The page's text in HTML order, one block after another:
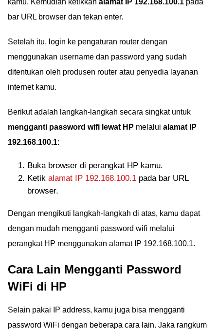
kamu. Kemudian ketikkan alamat IP 192.168.100.1 pada
bar URL browser dan tekan enter.
Setelah itu, login ke pengaturan router dengan
menggunakan username dan password yang sudah
ditentukan oleh produsen router atau penyedia layanan
internet kamu.
Berikut adalah langkah-langkah secara singkat untuk
mengganti password wifi lewat HP melalui alamat IP
192.168.100.1:
Buka browser di perangkat HP kamu.
Ketik alamat IP 192.168.100.1 pada bar URL
browser.
Dengan mengikuti langkah-langkah di atas, kamu dapat
dengan mudah mengganti password wifi melalui
perangkat HP menggunakan alamat IP 192.168.100.1.
Cara Lain Mengganti Password
WiFi di HP
Selain pakai IP address, kamu juga bisa mengganti
password WiFi dengan beberapa cara lain. Jaka rangkum